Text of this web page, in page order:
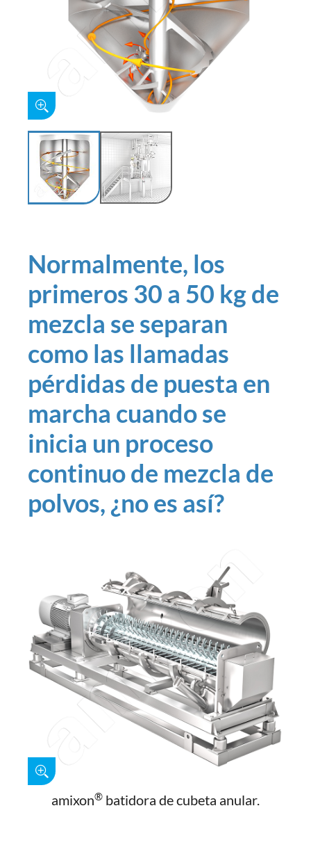
Normalmente, los
primeros 30 a 50 kg de
mezcla se separan
como las llamadas
pérdidas de puesta en
marcha cuando se
inicia un proceso
continuo de mezcla de
polvos, ¿no es así?
amixon® batidora de cubeta anular.